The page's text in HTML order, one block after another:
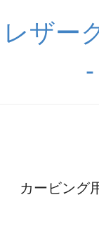
レザー
カービング